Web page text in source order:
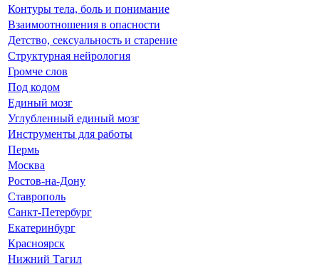
Контуры тела, боль и понимание
Взаимоотношения в опасности
Детство, сексуальность и старение
Структурная нейрология
Громче слов
Под кодом
Единый мозг
Углубленный единый мозг
Инструменты для работы
Пермь
Москва
Ростов-на-Дону
Ставрополь
Санкт-Петербург
Екатеринбург
Красноярск
Нижний Тагил